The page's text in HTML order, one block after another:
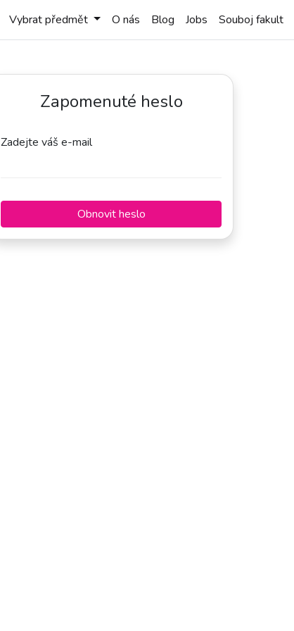
Vybrat předmět O nás Blog Jobs Souboj fakult
Zapomenuté heslo
Zadejte váš e-mail
Obnovit heslo